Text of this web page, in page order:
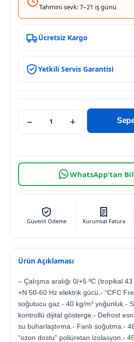
Tahmini sevk: 7–21 iş günü
Ücretsiz Kargo
Yetkili Servis Garantisi
− +
WhatsApp’tan
Güvenli Ödeme Kurumsal Fatura
Ürün Açıklaması
– Çalışma aralığı 0/+5 ºC (tropikal
+N 50-60 Hz elektrik gücü.- “CFC
soğutucu gaz.- 40 kg/m³ yoğunluk.-
kontrollü dijital gösterge.- Defrost
su buharlaştırma.- Fanlı soğutma.-
“ozon dostu” poliüretan izolasyon.-